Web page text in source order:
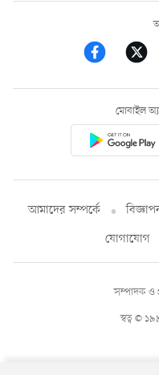
মোবাইল
আমাদের সম্পর্কে
যোগাযোগ
স্বত্ব ©
সম্পাদক ও